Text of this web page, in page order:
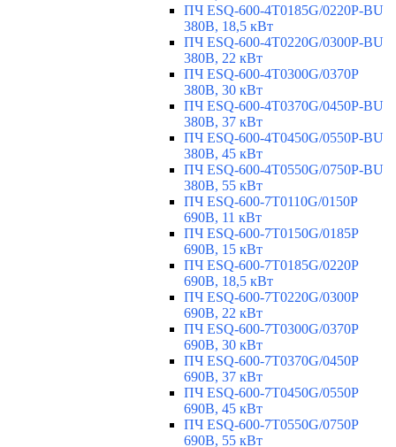
ПЧ ESQ-600-4T0185G/0220P-BU
380В, 18,5 кВт
ПЧ ESQ-600-4T0220G/0300P-BU
380В, 22 кВт
ПЧ ESQ-600-4T0300G/0370P
380В, 30 кВт
ПЧ ESQ-600-4T0370G/0450P-BU
380В, 37 кВт
ПЧ ESQ-600-4T0450G/0550P-BU
380В, 45 кВт
ПЧ ESQ-600-4T0550G/0750P-BU
380В, 55 кВт
ПЧ ESQ-600-7T0110G/0150P
690В, 11 кВт
ПЧ ESQ-600-7T0150G/0185P
690В, 15 кВт
ПЧ ESQ-600-7T0185G/0220P
690В, 18,5 кВт
ПЧ ESQ-600-7T0220G/0300P
690В, 22 кВт
ПЧ ESQ-600-7T0300G/0370P
690В, 30 кВт
ПЧ ESQ-600-7T0370G/0450P
690В, 37 кВт
ПЧ ESQ-600-7T0450G/0550P
690В, 45 кВт
ПЧ ESQ-600-7T0550G/0750P
690В, 55 кВт